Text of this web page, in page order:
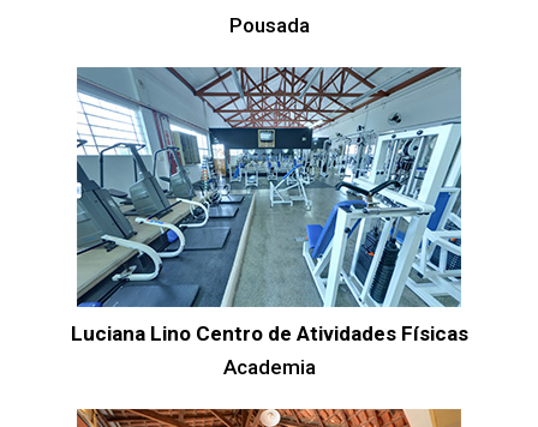
Pousada
Luciana Lino Centro de Atividades Físicas
Academia